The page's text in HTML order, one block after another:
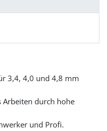
3,4, 4,0 und 4,8 mm
Arbeiten durch hohe
und Profi.